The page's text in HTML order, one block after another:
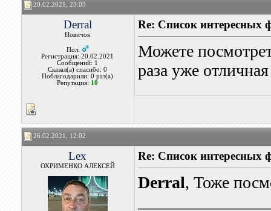
20.02.2021, 23:03
Derral
Новичок
Пол:
Регистрация: 20.02.2021
Сообщений: 1
Сказал(а) спасибо: 0
Поблагодарили: 0 раз(а)
Репутация: 10
Re: Список интересных
Можете
раза уже
26.02.2021, 12:02
Lex
ОХРИМЕНКО АЛЕКСЕЙ
Re: Список интересных
Derral, Тоже